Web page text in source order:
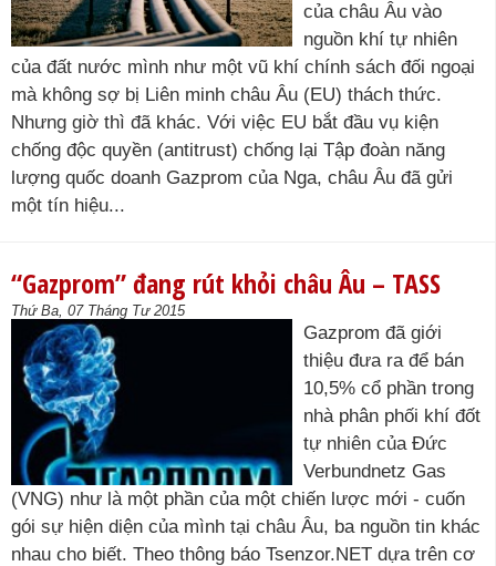
của châu Âu vào
nguồn khí tự nhiên
của đất nước mình như một vũ khí chính sách đối ngoại
mà không sợ bị Liên minh châu Âu (EU) thách thức.
Nhưng giờ thì đã khác. Với việc EU bắt đầu vụ kiện
chống độc quyền (antitrust) chống lại Tập đoàn năng
lượng quốc doanh Gazprom của Nga, châu Âu đã gửi
một tín hiệu...
“Gazprom” đang rút khỏi châu Âu – TASS
Thứ Ba, 07 Tháng Tư 2015
Gazprom đã giới
thiệu đưa ra để bán
10,5% cổ phần trong
nhà phân phối khí đốt
tự nhiên của Đức
Verbundnetz Gas
(VNG) như là một phần của một chiến lược mới - cuốn
gói sự hiện diện của mình tại châu Âu, ba nguồn tin khác
nhau cho biết. Theo thông báo Tsenzor.NET dựa trên cơ